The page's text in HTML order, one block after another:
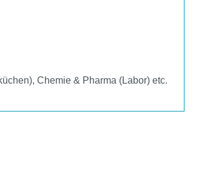
Chemie & Pharma (Labor) etc.